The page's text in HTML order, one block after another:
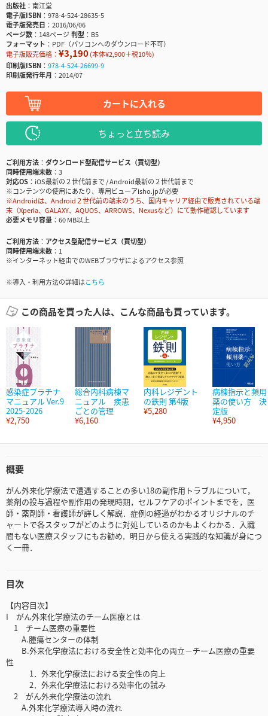
出版社
南江堂
電子版ISBN
978-4-524-28635-5
電子版発売日
2016/06/06
ページ数
148ページ判型
B5
フォーマット
PDF（パソコンへのダウンロード不可）
電子版販売価格： ¥3,190(本体¥2,900＋税10％)
印刷版ISBN
978-4-524-26699-9
印刷版発行年月
2014/07
カートに入れる
ちょっと立ち読み
ご利用方法
ダウンロード型配信サービス（買切型）
同時使用端末数
3
対応OS
iOS最新の２世代前まで / Android最新の２世代前まで
※コンテンツの使用にあたり、専用ビューアisho.jpが必要
※Androidは、Android２世代前の端末のうち、国内キャリア経由で販売されている端
末（Xperia、GALAXY、AQUOS、ARROWS、Nexusなど）にて動作確認しています
必要メモリ容量
60 MB以上
ご利用方法
アクセス型配信サービス（買切型）
同時使用端末数
1
※インターネット経由でのWEBブラウザによるアクセス参照
※導入・利用方法の詳細はこちら
この商品を買った人は、こんな商品も買っています。
感染症プラチナ
マニュアル Ver.9
2025-2026
¥2,750
総合内科病棟マ
ニュアル 疾患
ごとの管理
¥6,160
内科レジデント
の鉄則 第4版
¥5,280
病棟指示と頻用
薬の使い方 決
定版
¥4,950
概要
がん外来化学療法で遭遇することの多い18の副作用トラブルについて，
薬剤の投与過程や副作用の発現時期，セルフケアのポイントまでを，医
師・薬剤師・看護師が詳しく解説．症例の経過がわかるオリジナルのチ
ャートで各スタッフがどのように対処しているのかもよくわかる．入職
間もない医療スタッフにもお勧め．明日から使える実践的な知識が身につ
く一冊．
目次
【内容目次】
I がん外来化学療法のチーム医療とは
1 チーム医療の重要性
A.腫瘍センターの体制
B.外来化学療法における安全性と効率化の両立－チーム医療の重要
性
1．外来化学療法における安全性の向上
2．外来化学療法における効率化の試み
2 がん外来化学療法の流れ
A.外来化学療法導入時の流れ